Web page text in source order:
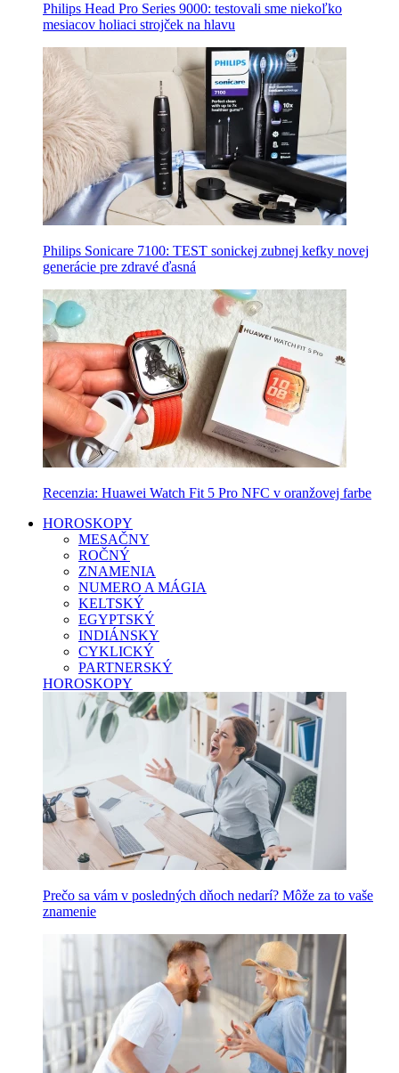
Philips Head Pro Series 9000: testovali sme niekoľko
mesiacov holiaci strojček na hlavu
Philips Sonicare 7100: TEST sonickej zubnej kefky novej
generácie pre zdravé ďasná
Recenzia: Huawei Watch Fit 5 Pro NFC v oranžovej farbe
HOROSKOPY
MESAČNY
ROČNÝ
ZNAMENIA
NUMERO A MÁGIA
KELTSKÝ
EGYPTSKÝ
INDIÁNSKY
CYKLICKÝ
PARTNERSKÝ
HOROSKOPY
Prečo sa vám v posledných dňoch nedarí? Môže za to vaše
znamenie